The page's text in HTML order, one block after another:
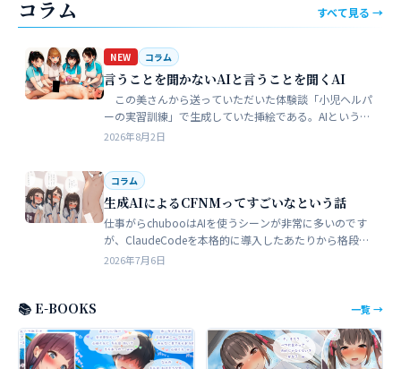
コラム すべて見る →
NEW コラム
言うことを聞かないAIと言うことを聞くAI
この美さんから送っていただいた体験談「小児ヘルパ
ーの実習訓練」で生成していた挿絵である。AIというの
は、どうしても細部が苦手でトークンを積まずにやれる
2026年8月2日
コラム
生成AIによるCFNMってすごいなという話
仕事がらchubooはAIを使うシーンが非常に多いのです
が、ClaudeCodeを本格的に導入したあたりから格段に
やれることが多くなった。昔からときどき思うことがあ
2026年7月6日
📚 E-BOOKS 一覧 →